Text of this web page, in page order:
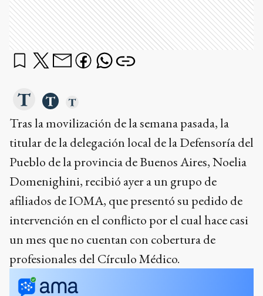
Tras la movilización de la semana pasada, la
titular de la delegación local de la Defensoría del
Pueblo de la provincia de Buenos Aires, Noelia
Domenighini, recibió ayer a un grupo de
afiliados de IOMA, que presentó su pedido de
intervención en el conflicto por el cual hace casi
un mes que no cuentan con cobertura de
profesionales del Círculo Médico.